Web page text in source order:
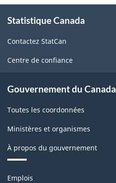
propos
ce
site
Statistique Canada
Contactez StatCan
Centre de confiance
Gouvernement du Canada
Toutes les coordonnées
Ministères et organismes
À propos du gouvernement
Thèmes
Emplois